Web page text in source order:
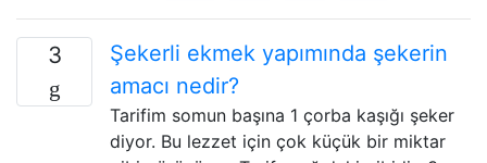
3
Şekerli ekmek yapımında şekerin
amacı nedir?
Tarifim somun başına 1 çorba kaşığı şeker
diyor. Bu lezzet için çok küçük bir miktar